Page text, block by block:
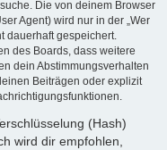
Die von deinem Browser
Agent) wird nur in der „Wer
dauerhaft gespeichert.
des Boards, dass weitere
dein Abstimmungsverhalten
Beiträgen oder explizit
(Hash)
wird dir empfohlen,